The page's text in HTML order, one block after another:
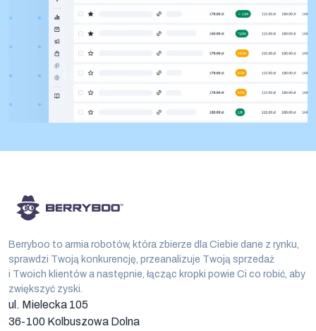
Berryboo to armia robotów, która zbierze dla Ciebie dane z rynku,
sprawdzi Twoją konkurencję, przeanalizuje Twoją sprzedaż
i Twoich klientów a następnie, łącząc kropki powie Ci co robić, aby
zwiększyć zyski.
ul. Mielecka 105
36-100 Kolbuszowa Dolna